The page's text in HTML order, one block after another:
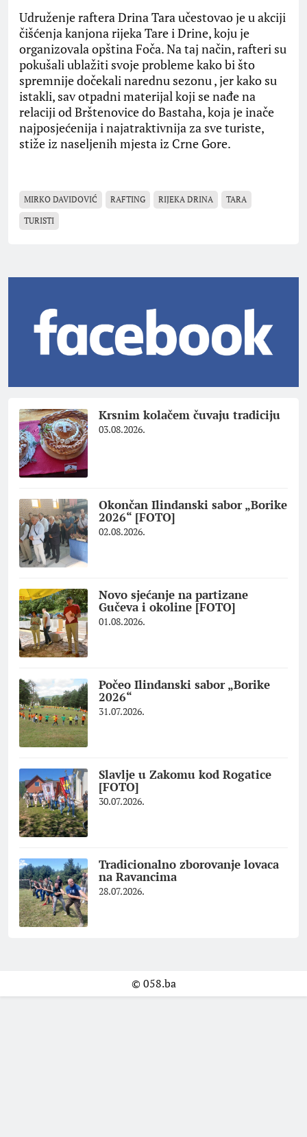
Udruženje raftera Drina Tara učestovao je u akciji
čišćenja kanjona rijeka Tare i Drine, koju je
organizovala opština Foča. Na taj način, rafteri su
pokušali ublažiti svoje probleme kako bi što
spremnije dočekali narednu sezonu , jer kako su
istakli, sav otpadni materijal koji se nađe na
relaciji od Brštenovice do Bastaha, koja je inače
najposjećenija i najatraktivnija za sve turiste,
stiže iz naseljenih mjesta iz Crne Gore.
MIRKO DAVIDOVIĆ RAFTING RIJEKA DRINA TARA
TURISTI
Krsnim kolačem čuvaju tradiciju
03.08.2026.
Okončan Ilindanski sabor „Borike
2026“ [FOTO]
02.08.2026.
Novo sjećanje na partizane
Gučeva i okoline [FOTO]
01.08.2026.
Počeo Ilindanski sabor „Borike
2026“
31.07.2026.
Slavlje u Zakomu kod Rogatice
[FOTO]
30.07.2026.
Tradicionalno zborovanje lovaca
na Ravancima
28.07.2026.
© 058.ba